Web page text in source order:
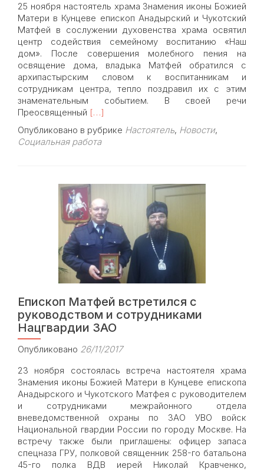
25 ноября настоятель храма Знамения иконы Божией
Матери в Кунцеве епископ Анадырский и Чукотский
Матфей в сослужении духовенства храма освятил
центр содействия семейному воспитанию «Наш
дом». После совершения молебного пения на
освящение дома, владыка Матфей обратился с
архипастырским словом к воспитанникам и
сотрудникам центра, тепло поздравил их с этим
знаменательным событием. В своей речи
Преосвященный Read
about
Епископ
центр
содействия
семейному
воспитанию
«Наш
дом»
[…]
Опубликовано в рубрике Настоятель, Новости,
Социальная работа
Епископ Матфей встретился с
руководством и сотрудниками
Нацгвардии ЗАО
Опубликовано 26/11/2017
23 ноября состоялась встреча настоятеля храма
Знамения иконы Божией Матери в Кунцеве епископа
Анадырского и Чукотского Матфея с руководителем
и сотрудниками межрайонного отдела
вневедомственной охраны по ЗАО УВО войск
Национальной гвардии России по городу Москве. На
встречу также были приглашены: офицер запаса
спецназа ГРУ, полковой священник 258-го батальона
45-го полка ВДВ иерей Николай Кравченко,